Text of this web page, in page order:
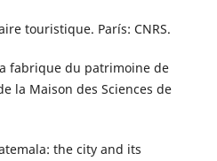
touristique. París: CNRS.
fabrique du patrimoine de
la Maison des Sciences de
the city and its